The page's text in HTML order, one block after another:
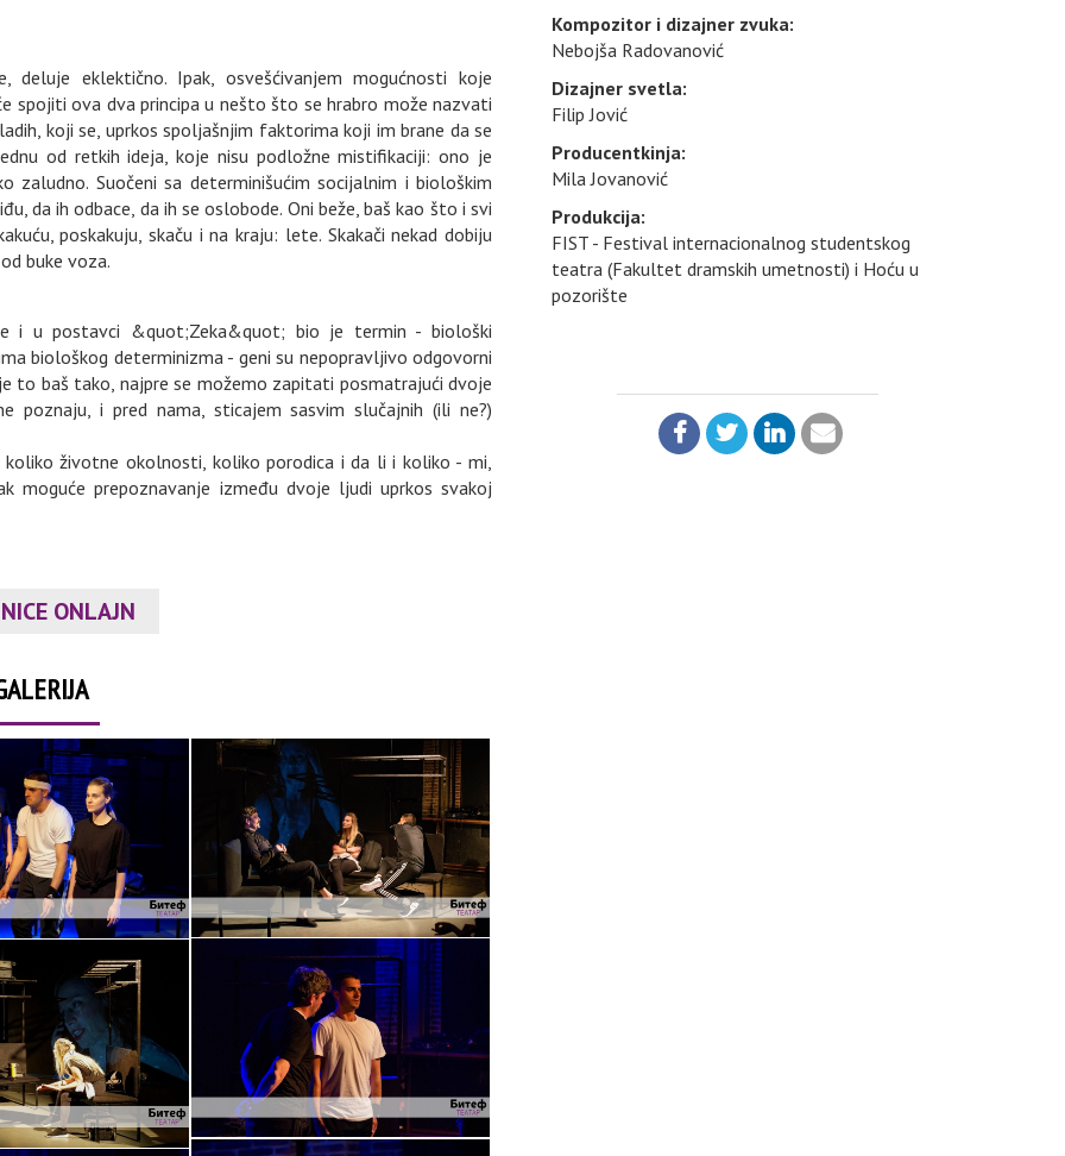
eklektično. Ipak, osvešćivanjem mogućnosti koje
spojiti ova dva principa u nešto što se hrabro može nazvati
koji se, uprkos spoljašnjim faktorima koji im brane da se
od retkih ideja, koje nisu podložne mistifikaciji: ono je
zaludno. Suočeni sa determinišućim socijalnim i biološkim
da ih odbace, da ih se oslobode. Oni beže, baš kao što i svi
poskakuju, skaču i na kraju: lete. Skakači nekad dobiju
buke voza.
i u postavci &quot;Zeka&quot; bio je termin - biološki
biološkog determinizma - geni su nepopravljivo odgovorni
to baš tako, najpre se možemo zapitati posmatrajući dvoje
poznaju, i pred nama, sticajem sasvim slučajnih (ili ne?)
životne okolnosti, koliko porodica i da li i koliko - mi,
prepoznavanje između dvoje ljudi uprkos svakoj
ONLAJN
Kompozitor i dizajner zvuka:
Nebojša Radovanović
Dizajner svetla:
Filip Jović
Producentkinja:
Mila Jovanović
Produkcija:
FIST - Festival internacionalnog studentskog
teatra (Fakultet dramskih umetnosti) i Hoću u
pozorište
PODELI: